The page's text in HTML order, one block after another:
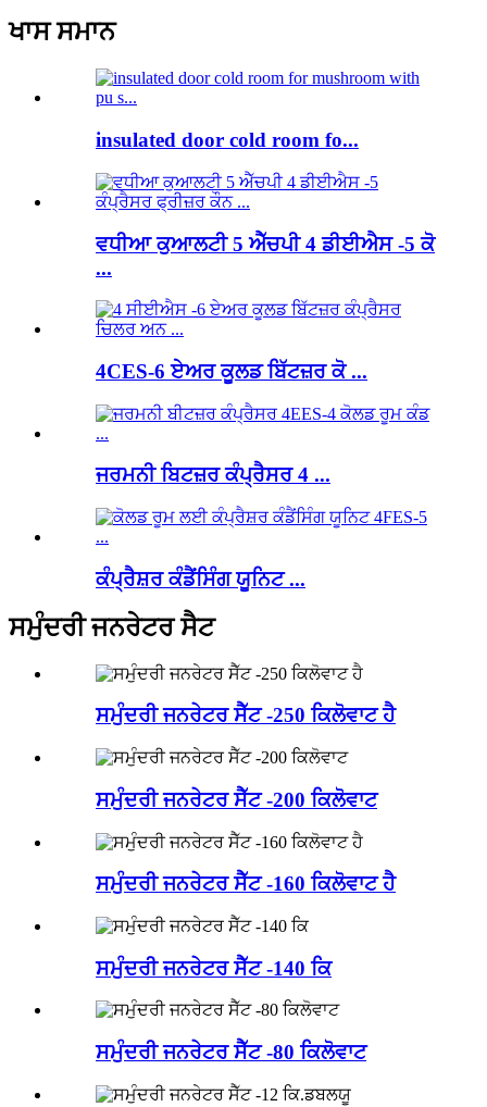
ਖਾਸ ਸਮਾਨ
insulated door cold room fo...
ਵਧੀਆ ਕੁਆਲਟੀ 5 ਐੱਚਪੀ 4 ਡੀਈਐਸ -5 ਕੋ
...
4CES-6 ਏਅਰ ਕੂਲਡ ਬਿੱਟਜ਼ਰ ਕੋ ...
ਜਰਮਨੀ ਬਿਟਜ਼ਰ ਕੰਪ੍ਰੈਸਰ 4 ...
ਕੰਪ੍ਰੈਸ਼ਰ ਕੰਡੈਂਸਿੰਗ ਯੂਨਿਟ ...
ਸਮੁੰਦਰੀ ਜਨਰੇਟਰ ਸੈਟ
ਸਮੁੰਦਰੀ ਜਨਰੇਟਰ ਸੈੱਟ -250 ਕਿਲੋਵਾਟ ਹੈ
ਸਮੁੰਦਰੀ ਜਨਰੇਟਰ ਸੈੱਟ -200 ਕਿਲੋਵਾਟ
ਸਮੁੰਦਰੀ ਜਨਰੇਟਰ ਸੈੱਟ -160 ਕਿਲੋਵਾਟ ਹੈ
ਸਮੁੰਦਰੀ ਜਨਰੇਟਰ ਸੈੱਟ -140 ਕਿ
ਸਮੁੰਦਰੀ ਜਨਰੇਟਰ ਸੈੱਟ -80 ਕਿਲੋਵਾਟ